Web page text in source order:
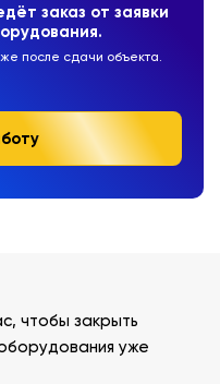
заказ от заявки
после сдачи объекта.
чтобы закрыть
уже